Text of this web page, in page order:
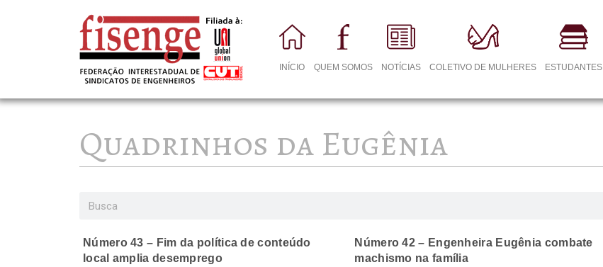
INÍCIO QUEM SOMOS NOTÍCIAS COLETIVO DE MULHERES ESTUDANTES
Quadrinhos da Eugênia
Número 43 – Fim da política de conteúdo
local amplia desemprego
Número 42 – Engenheira Eugênia combate
machismo na família